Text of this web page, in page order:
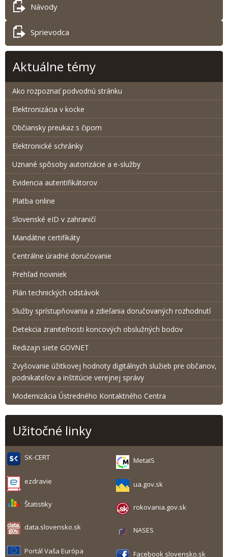
Návody
Sprievodca
Aktuálne témy
Ako rozpoznať podvodnú stránku
Elektronizácia v kocke
Občiansky preukaz s čipom
Elektronické schránky
Uznané spôsoby autorizácie a e-služby
Evidencia autentifikátorov
Platba online
Slovenské eID v zahraničí
Mandátne certifikáty
Centrálne úradné doručovanie
Prehľad noviniek
Plán technických odstávok
Služby sprístupňovania a zdieľania doručovaných rozhodnutí
Detekcia zraniteľnosti koncových obslužných bodov
Redizajn siete GOVNET
Zvyšovanie úžitkovej hodnoty digitálnych služieb pre občanov,
podnikateľov a inštitúcie verejnej správy
Modernizácia Ústredného Kontaktného Centra
Užitočné linky
SK-CERT MetaIS
ezdravie ua.gov.sk
Štatistiky rokovania.gov.sk
data.slovensko.sk NASES
Portál Vaša Európa Facebook slovensko.sk